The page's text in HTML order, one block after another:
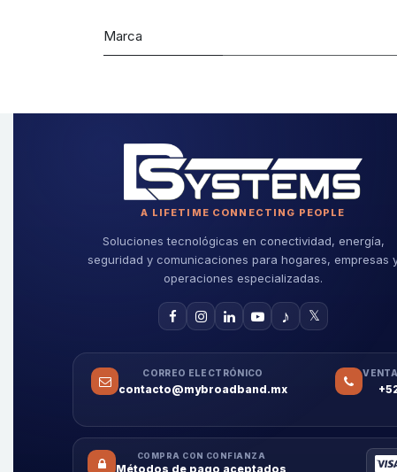
Marca
A LIFETIME CONNECTING PEOPLE
Soluciones tecnológicas en conectividad, energía,
seguridad y comunicaciones para hogares, empresas
operaciones especializadas.
♪ 𝕏
CORREO ELECTRÓNICO
contacto@mybroadband.mx
COMPRA CON CONFIANZA
Métodos de pago aceptados